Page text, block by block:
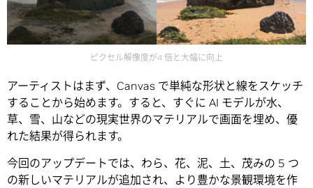
ピクセル解像度が4 倍と大幅に向上
アーティストはまず、Canvas で単純な形状と線をスケッチ
することから始めます。すると、すぐに AI モデルが水、
草、雪、山などの現実世界のマテリアルで画面を埋め、優
れた結果が得られます。
今回のアップデートでは、わら、花、泥、土、茂みの 5 つ
の新しいマテリアルが追加され、より豊かな景観環境を作